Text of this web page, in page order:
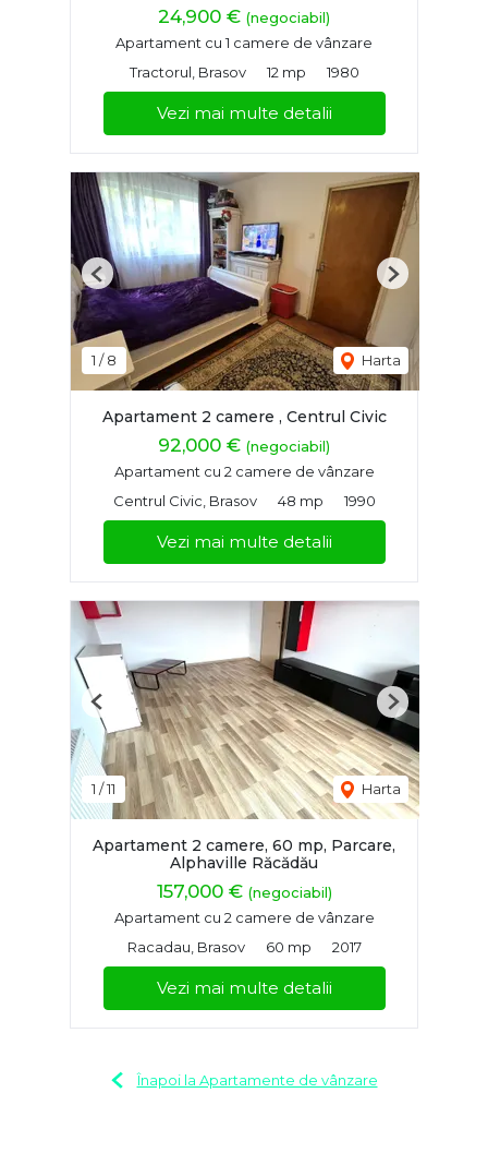
24,900 € (negociabil)
Apartament cu 1 camere de vânzare
Tractorul, Brasov
12 mp 1980
Vezi mai multe detalii
1 /8 Harta
Previous Next
Apartament 2 camere , Centrul Civic
92,000 € (negociabil)
Apartament cu 2 camere de vânzare
Centrul Civic, Brasov
48 mp 1990
Vezi mai multe detalii
1 /11 Harta
Previous Next
Apartament 2 camere, 60 mp, Parcare,
Alphaville Răcădău
157,000 € (negociabil)
Apartament cu 2 camere de vânzare
Racadau, Brasov
60 mp 2017
Vezi mai multe detalii
Înapoi la Apartamente de vânzare